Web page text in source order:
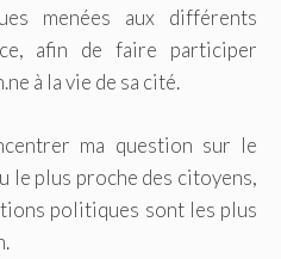
menées aux différents
afin de faire participer
à la vie de sa cité.
ma question sur le
le plus proche des citoyens,
politiques sont les plus